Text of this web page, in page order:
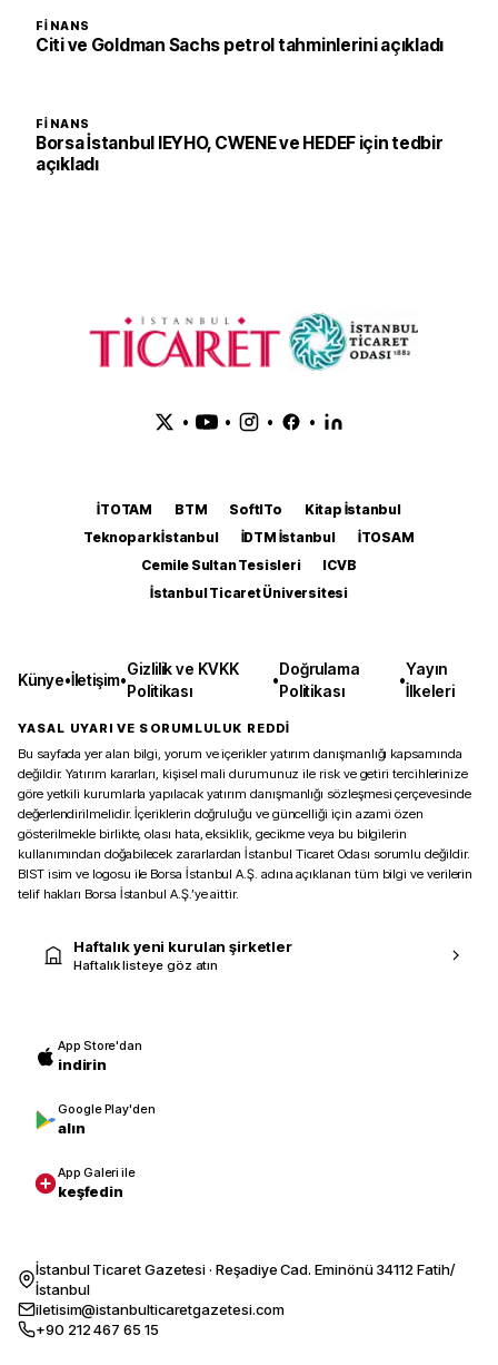
FINANS
Citi ve Goldman Sachs petrol tahminlerini açıkladı
FINANS
Borsa İstanbul IEYHO, CWENE ve HEDEF için tedbir
açıkladı
• • • •
İTOTAM BTM SoftITo
Kitap İstanbul
Teknopark İstanbul
İDTM İstanbul
İTOSAM
Cemile Sultan Tesisleri
ICVB
İstanbul Ticaret Üniversitesi
Künye•İletişim•
Gizlilik ve KVKK
Politikası
•
Doğrulama
Politikası
•
Yayın
İlkeleri
YASAL UYARI VE SORUMLULUK REDDİ
Bu sayfada yer alan bilgi, yorum ve içerikler yatırım danışmanlığı kapsamında
değildir. Yatırım kararları, kişisel mali durumunuz ile risk ve getiri tercihlerinize
göre yetkili kurumlarla yapılacak yatırım danışmanlığı sözleşmesi çerçevesinde
değerlendirilmelidir. İçeriklerin doğruluğu ve güncelliği için azami özen
gösterilmekle birlikte, olası hata, eksiklik, gecikme veya bu bilgilerin
kullanımından doğabilecek zararlardan İstanbul Ticaret Odası sorumlu değildir.
BIST isim ve logosu ile Borsa İstanbul A.Ş. adına açıklanan tüm bilgi ve verilerin
telif hakları Borsa İstanbul A.Ş.’ye aittir.
Haftalık yeni kurulan şirketler
Haftalık listeye göz atın
App Store'dan
indirin
Google Play'den
alın
App Galeri ile
keşfedin
İstanbul Ticaret Gazetesi · Reşadiye Cad. Eminönü 34112 Fatih/
İstanbul
iletisim@istanbulticaretgazetesi.com
+90 212 467 65 15